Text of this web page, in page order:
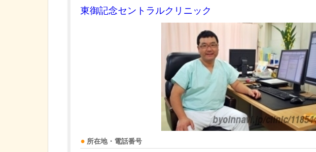
東御記念セントラルクリニック
所在地・電話番号